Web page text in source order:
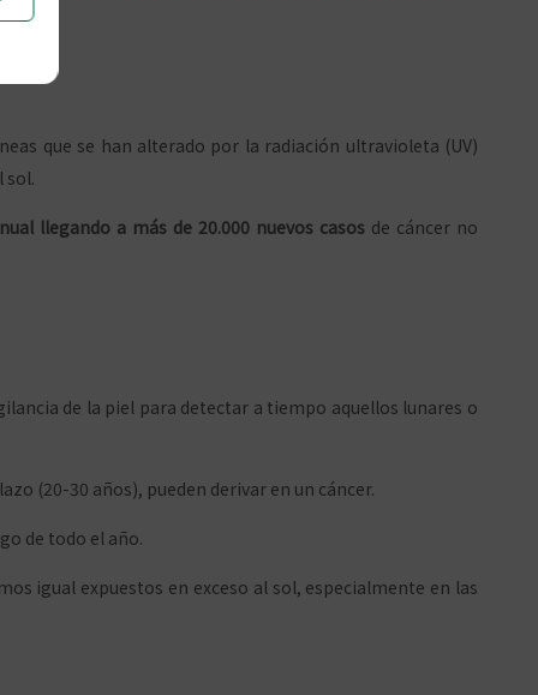
que se han alterado por la radiación ultravioleta (UV)
sol.
llegando a más de 20.000 nuevos casos de cáncer no
de la piel para detectar a tiempo aquellos lunares o
(20-30 años), pueden derivar en un cáncer.
de todo el año.
igual expuestos en exceso al sol, especialmente en las